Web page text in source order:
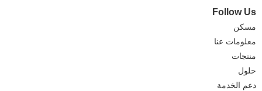
Follow Us
مسكن
معلومات عنا
منتجات
حلول
دعم الخدمة